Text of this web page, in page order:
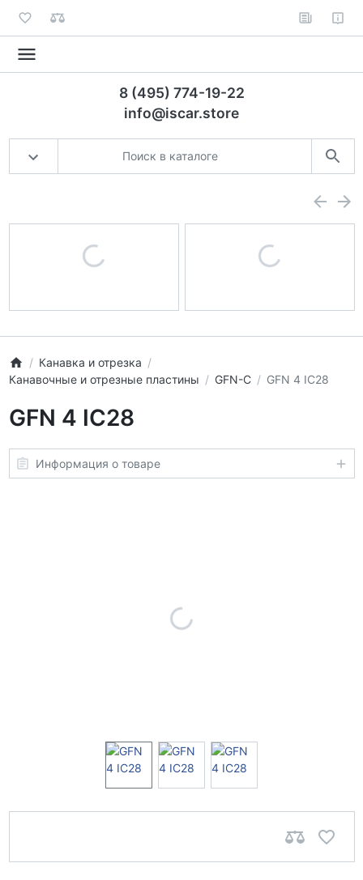
8 (495) 774-19-22
info@iscar.store
Канавка и отрезка
Канавочные и отрезные пластины
GFN-C GFN 4 IC28
GFN 4 IC28
Информация о товаре